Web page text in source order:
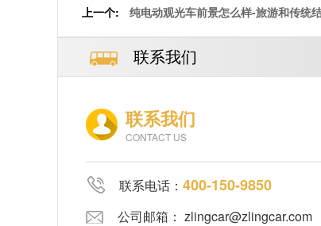
上一个:
纯电动观光车前景怎么样-旅游和传统
联系我们
联系我们
CONTACT US
联系电话： 400-150-9850
公司邮箱： zlingcar@zlingcar.com